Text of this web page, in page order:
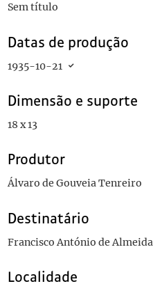
Sem título
Datas de produção
1935-10-21
Dimensão e suporte
18 x 13
Produtor
Álvaro de Gouveia Tenreiro
Destinatário
Francisco António de Almeida
Localidade